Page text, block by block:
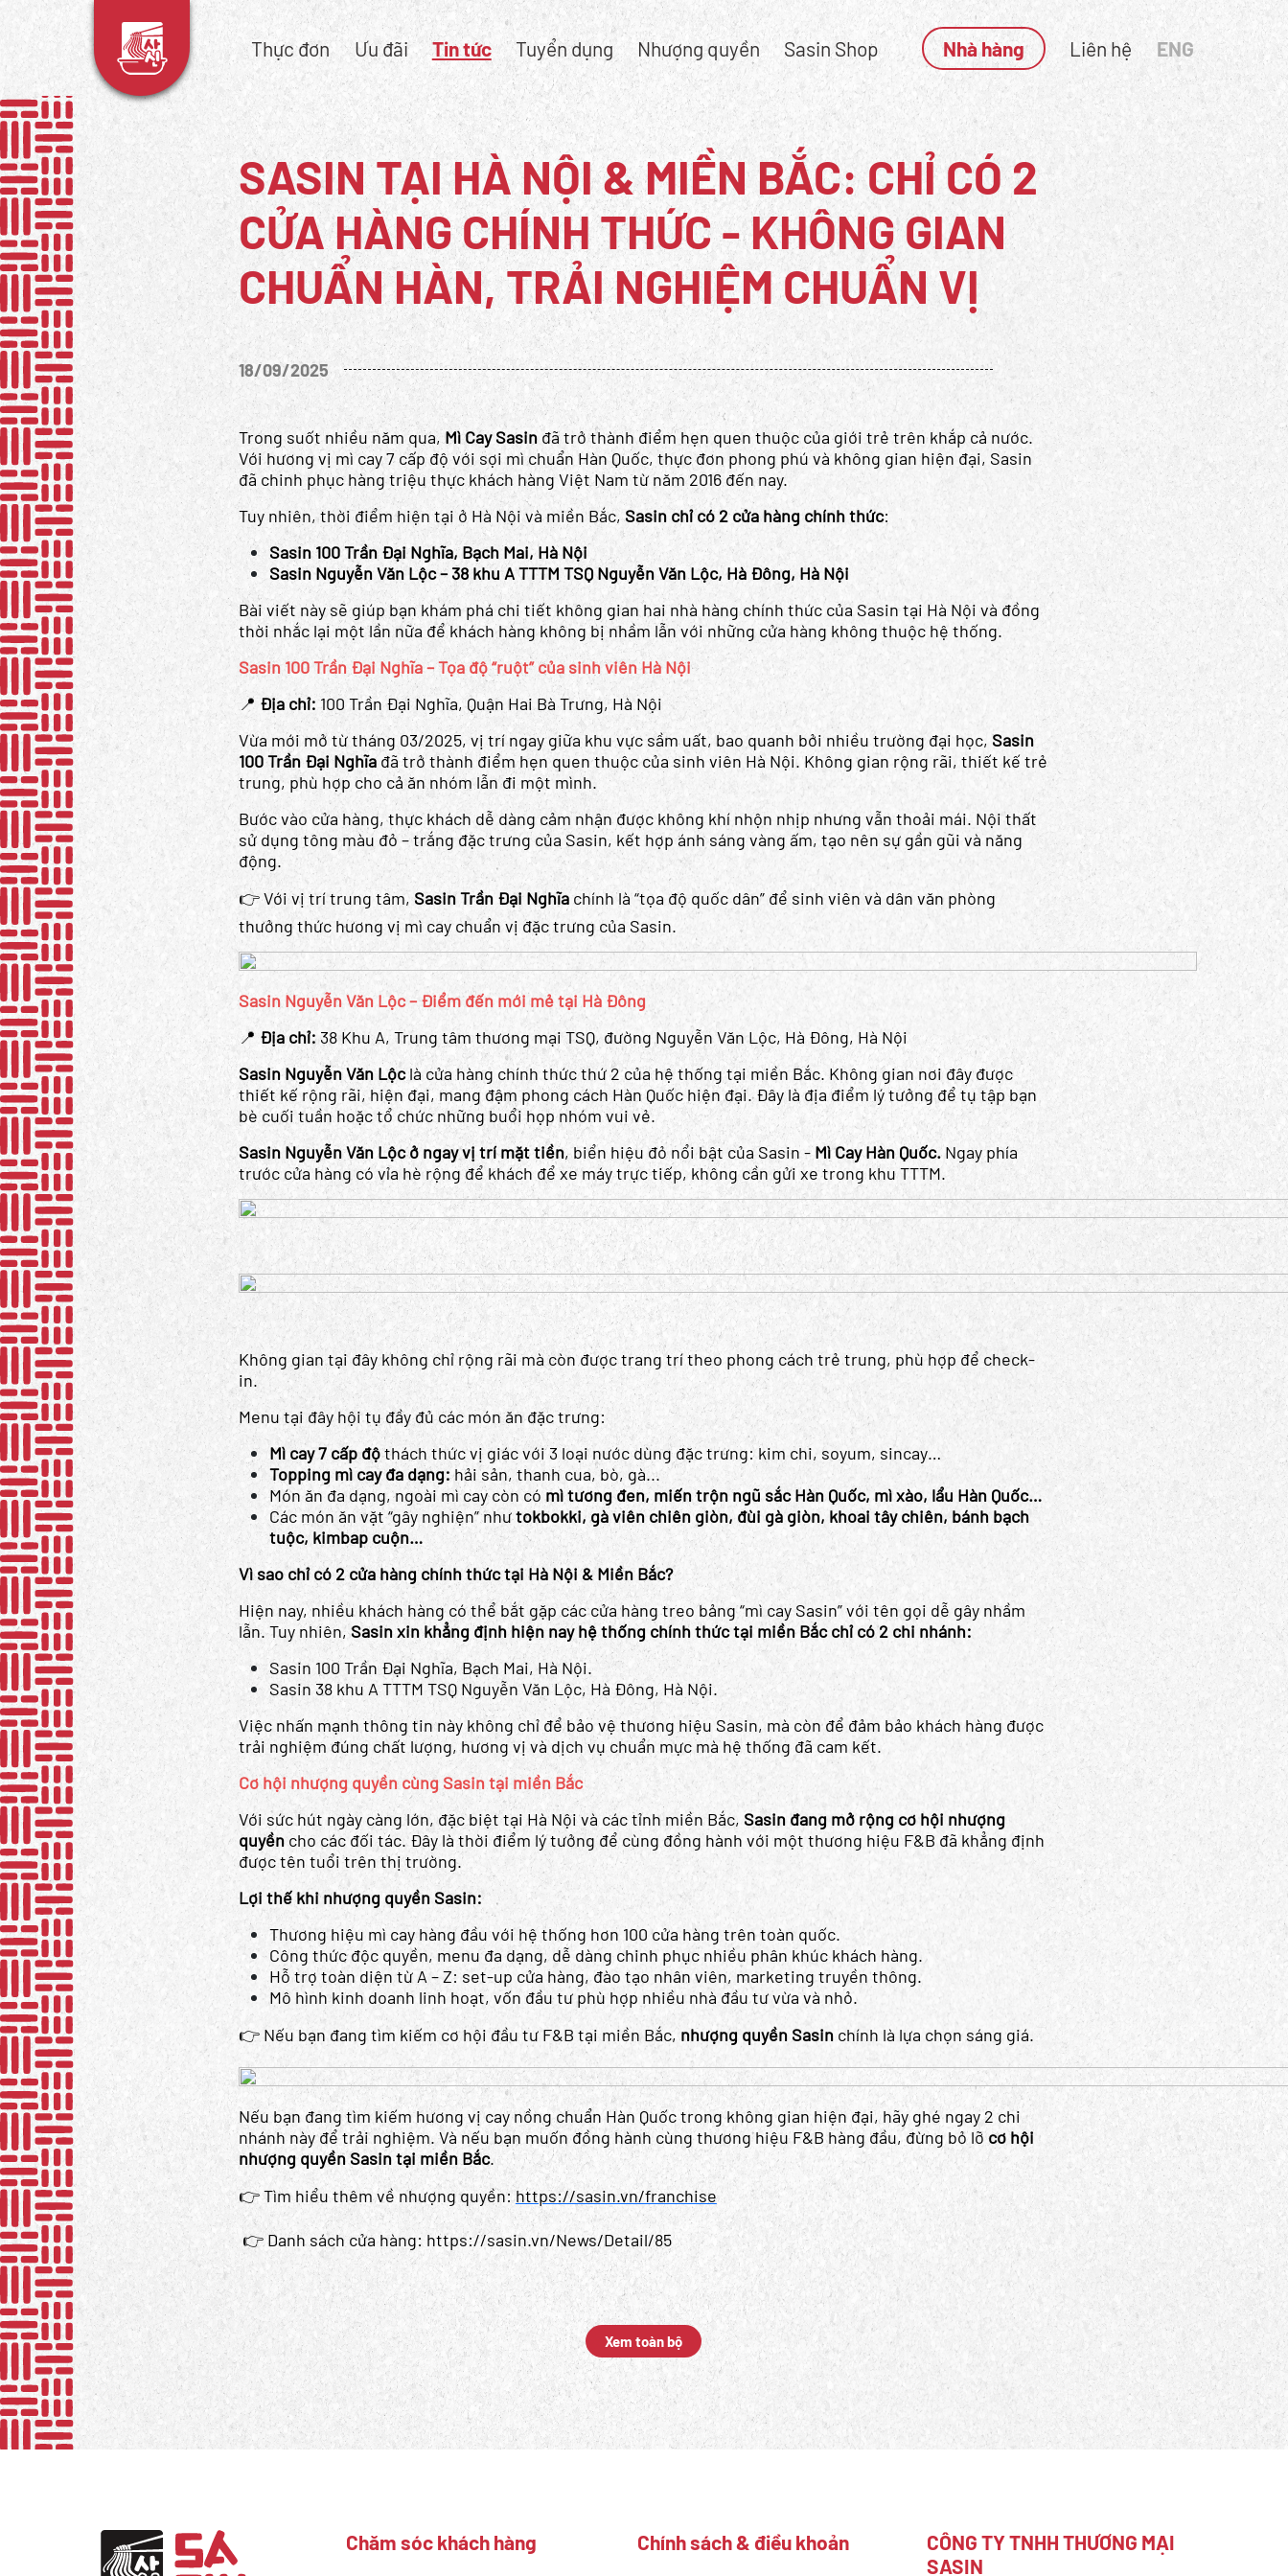
Thực đơn Ưu đãi Tin tức Tuyển dụng Nhượng quyền Sasin Shop Nhà hàng Liên hệ ENG
SASIN TẠI HÀ NỘI & MIỀN BẮC: CHỈ CÓ 2
CỬA HÀNG CHÍNH THỨC - KHÔNG GIAN
CHUẨN HÀN, TRẢI NGHIỆM CHUẨN VỊ
18/09/2025
Trong suốt nhiều năm qua,Mì Cay Sasinđã trở thành điểm hẹn quen thuộc của giới trẻ trên khắp cả nước.
Với hương vị mì cay 7 cấp độ với sợi mì chuẩn Hàn Quốc, thực đơn phong phú và không gian hiện đại, Sasin
đã chinh phục hàng triệu thực khách hàng Việt Nam từ năm 2016 đến nay.
Tuy nhiên, thời điểm hiện tại ở Hà Nội và miền Bắc,Sasin chỉ có 2 cửa hàng chính thức:
Sasin 100 Trần Đại Nghĩa, Bạch Mai, Hà Nội
Sasin Nguyễn Văn Lộc – 38 khu A TTTM TSQ Nguyễn Văn Lộc, Hà Đông, Hà Nội
Bài viết này sẽ giúp bạn khám phá chi tiết không gian hai nhà hàng chính thức của Sasin tại Hà Nội và đồng
thời nhắc lại một lần nữa để khách hàng không bị nhầm lẫn với những cửa hàng không thuộc hệ thống.
Sasin 100 Trần Đại Nghĩa – Tọa độ “ruột” của sinh viên Hà Nội
📍 Địa chỉ: 100 Trần Đại Nghĩa, Quận Hai Bà Trưng, Hà Nội
Vừa mới mở từ tháng 03/2025, vị trí ngay giữa khu vực sầm uất, bao quanh bởi nhiều trường đại học, Sasin
100 Trần Đại Nghĩađã trở thành điểm hẹn quen thuộc của sinh viên Hà Nội. Không gian rộng rãi, thiết kế trẻ
trung, phù hợp cho cả ăn nhóm lẫn đi một mình.
Bước vào cửa hàng, thực khách dễ dàng cảm nhận được không khí nhộn nhịp nhưng vẫn thoải mái. Nội thất
sử dụng tông màu đỏ – trắng đặc trưng của Sasin, kết hợp ánh sáng vàng ấm, tạo nên sự gần gũi và năng
động.
👉 Với vị trí trung tâm, Sasin Trần Đại Nghĩachính là “tọa độ quốc dân” để sinh viên và dân văn phòng
thưởng thức hương vị mì cay chuẩn vị đặc trưng của Sasin.
Sasin Nguyễn Văn Lộc – Điểm đến mới mẻ tại Hà Đông
📍 Địa chỉ:38 Khu A, Trung tâm thương mại TSQ, đường Nguyễn Văn Lộc, Hà Đông, Hà Nội
Sasin Nguyễn Văn Lộclà cửa hàng chính thức thứ 2 của hệ thống tại miền Bắc. Không gian nơi đây được
thiết kế rộng rãi, hiện đại, mang đậm phong cách Hàn Quốc hiện đại. Đây là địa điểm lý tưởng để tụ tập bạn
bè cuối tuần hoặc tổ chức những buổi họp nhóm vui vẻ.
Sasin Nguyễn Văn Lộc ở ngay vị trí mặt tiền, biển hiệu đỏ nổi bật của Sasin -Mì Cay Hàn Quốc.Ngay phía
trước cửa hàng có vỉa hè rộng để khách để xe máy trực tiếp, không cần gửi xe trong khu TTTM.
Không gian tại đây không chỉ rộng rãi mà còn được trang trí theo phong cách trẻ trung, phù hợp để check-
in.
Menu tại đây hội tụ đầy đủ các món ăn đặc trưng:
Mì cay 7 cấp độthách thức vị giác với 3 loại nước dùng đặc trưng: kim chi, soyum, sincay…
Topping mì cay đa dạng:hải sản, thanh cua, bò, gà...
Món ăn đa dạng, ngoài mì cay còn có mì tương đen, miến trộn ngũ sắc Hàn Quốc, mì xào, lẩu Hàn Quốc…
Các món ăn vặt “gây nghiện” nhưtokbokki, gà viên chiên giòn, đùi gà giòn, khoai tây chiên, bánh bạch
tuộc, kimbap cuộn…
Vì sao chỉ có 2 cửa hàng chính thức tại Hà Nội & Miền Bắc?
Hiện nay, nhiều khách hàng có thể bắt gặp các cửa hàng treo bảng “mì cay Sasin” với tên gọi dễ gây nhầm
lẫn. Tuy nhiên,Sasin xin khẳng định hiện nay hệ thống chính thức tại miền Bắc chỉ có 2 chi nhánh:
Sasin 100 Trần Đại Nghĩa, Bạch Mai, Hà Nội.
Sasin 38 khu A TTTM TSQ Nguyễn Văn Lộc, Hà Đông, Hà Nội.
Việc nhấn mạnh thông tin này không chỉ để bảo vệ thương hiệu Sasin, mà còn để đảm bảo khách hàng được
trải nghiệm đúng chất lượng, hương vị và dịch vụ chuẩn mực mà hệ thống đã cam kết.
Cơ hội nhượng quyền cùng Sasin tại miền Bắc
Với sức hút ngày càng lớn, đặc biệt tại Hà Nội và các tỉnh miền Bắc, Sasin đang mở rộng cơ hội nhượng
quyềncho các đối tác. Đây là thời điểm lý tưởng để cùng đồng hành với một thương hiệu F&B đã khẳng định
được tên tuổi trên thị trường.
Lợi thế khi nhượng quyền Sasin:
Thương hiệu mì cay hàng đầu với hệ thống hơn 100 cửa hàng trên toàn quốc.
Công thức độc quyền, menu đa dạng, dễ dàng chinh phục nhiều phân khúc khách hàng.
Hỗ trợ toàn diện từ A – Z: set-up cửa hàng, đào tạo nhân viên, marketing truyền thông.
Mô hình kinh doanh linh hoạt, vốn đầu tư phù hợp nhiều nhà đầu tư vừa và nhỏ.
👉 Nếu bạn đang tìm kiếm cơ hội đầu tư F&B tại miền Bắc, nhượng quyền Sasinchính là lựa chọn sáng giá.
Nếu bạn đang tìm kiếm hương vị cay nồng chuẩn Hàn Quốc trong không gian hiện đại, hãy ghé ngay 2 chi
nhánh này để trải nghiệm. Và nếu bạn muốn đồng hành cùng thương hiệu F&B hàng đầu, đừng bỏ lỡcơ hội
nhượng quyền Sasin tại miền Bắc.
👉 Tìm hiểu thêm về nhượng quyền:https://sasin.vn/franchise
👉 Danh sách cửa hàng: https://sasin.vn/News/Detail/85
Xem toàn bộ
Chăm sóc khách hàng Chính sách & điều khoản
CÔNG TY TNHH THƯƠNG MẠI
SASIN